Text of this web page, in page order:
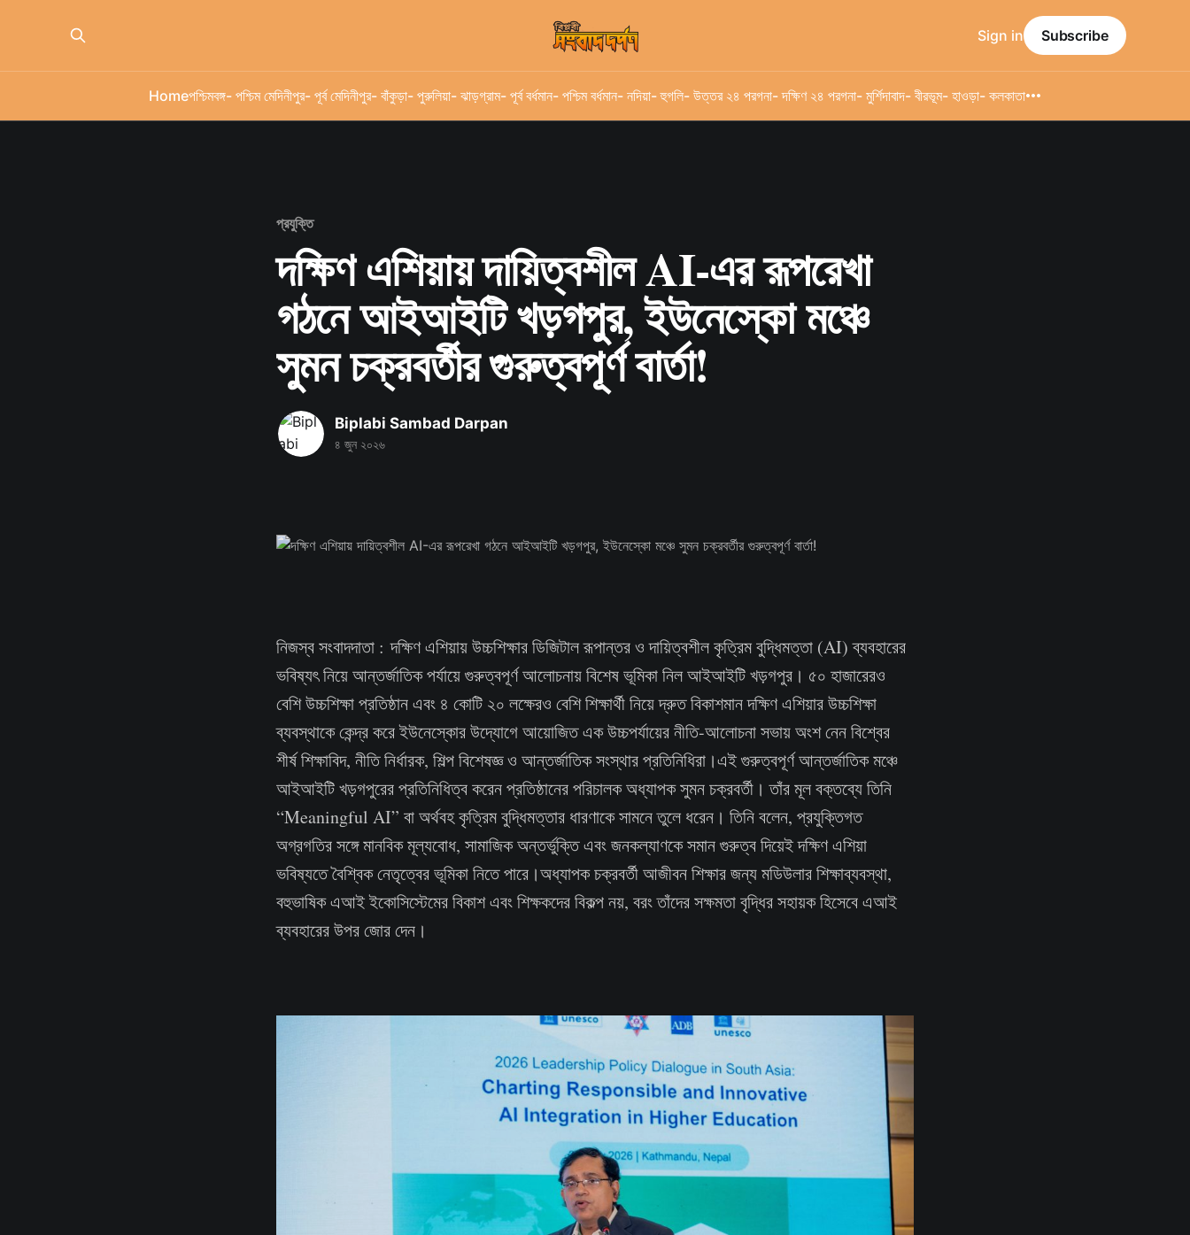
Homeপশ্চিমবঙ্গ- পশ্চিম মেদিনীপুর- পূর্ব মেদিনীপুর- বাঁকুড়া- পুরুলিয়া- ঝাড়গ্রাম- পূর্ব বর্ধমান- পশ্চিম বর্ধমান- নদিয়া- হুগলি- উত্তর ২৪ পরগনা- দক্ষিণ ২৪ পরগনা- মুর্শিদাবাদ- বীরভূম- হাওড়া- কলকাতা
Sign in Subscribe
প্রযুক্তি
দক্ষিণ এশিয়ায় দায়িত্বশীল AI-এর রূপরেখা
গঠনে আইআইটি খড়গপুর, ইউনেস্কো মঞ্চে
সুমন চক্রবর্তীর গুরুত্বপূর্ণ বার্তা!
Biplabi Sambad Darpan
৪ জুন ২০২৬
নিজস্ব সংবাদদাতা : দক্ষিণ এশিয়ায় উচ্চশিক্ষার ডিজিটাল রূপান্তর ও দায়িত্বশীল কৃত্রিম বুদ্ধিমত্তা (AI) ব্যবহারের
ভবিষ্যৎ নিয়ে আন্তর্জাতিক পর্যায়ে গুরুত্বপূর্ণ আলোচনায় বিশেষ ভূমিকা নিল আইআইটি খড়গপুর। ৫০ হাজারেরও
বেশি উচ্চশিক্ষা প্রতিষ্ঠান এবং ৪ কোটি ২০ লক্ষেরও বেশি শিক্ষার্থী নিয়ে দ্রুত বিকাশমান দক্ষিণ এশিয়ার উচ্চশিক্ষা
ব্যবস্থাকে কেন্দ্র করে ইউনেস্কোর উদ্যোগে আয়োজিত এক উচ্চপর্যায়ের নীতি-আলোচনা সভায় অংশ নেন বিশ্বের
শীর্ষ শিক্ষাবিদ, নীতি নির্ধারক, শিল্প বিশেষজ্ঞ ও আন্তর্জাতিক সংস্থার প্রতিনিধিরা।এই গুরুত্বপূর্ণ আন্তর্জাতিক মঞ্চে
আইআইটি খড়গপুরের প্রতিনিধিত্ব করেন প্রতিষ্ঠানের পরিচালক অধ্যাপক সুমন চক্রবর্তী। তাঁর মূল বক্তব্যে তিনি
“Meaningful AI” বা অর্থবহ কৃত্রিম বুদ্ধিমত্তার ধারণাকে সামনে তুলে ধরেন। তিনি বলেন, প্রযুক্তিগত
অগ্রগতির সঙ্গে মানবিক মূল্যবোধ, সামাজিক অন্তর্ভুক্তি এবং জনকল্যাণকে সমান গুরুত্ব দিয়েই দক্ষিণ এশিয়া
ভবিষ্যতে বৈশ্বিক নেতৃত্বের ভূমিকা নিতে পারে।অধ্যাপক চক্রবর্তী আজীবন শিক্ষার জন্য মডিউলার শিক্ষাব্যবস্থা,
বহুভাষিক এআই ইকোসিস্টেমের বিকাশ এবং শিক্ষকদের বিকল্প নয়, বরং তাঁদের সক্ষমতা বৃদ্ধির সহায়ক হিসেবে এআই
ব্যবহারের উপর জোর দেন।